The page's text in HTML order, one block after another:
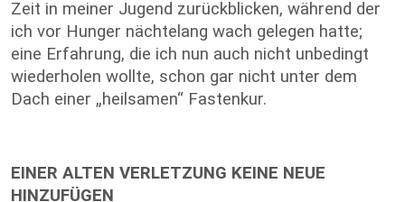
Zeit in meiner Jugend zurückblicken, während der
ich vor Hunger nächtelang wach gelegen hatte;
eine Erfahrung, die ich nun auch nicht unbedingt
wiederholen wollte, schon gar nicht unter dem
Dach einer „heilsamen“ Fastenkur.
EINER ALTEN VERLETZUNG KEINE NEUE
HINZUFÜGEN